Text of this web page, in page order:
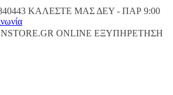
ΚΑΛΕΣΤΕ ΜΑΣ ΔΕΥ - ΠΑΡ 9:00
ONLINE ΕΞΥΠΗΡΕΤΗΣH